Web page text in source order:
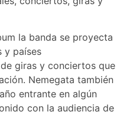
la banda se proyecta
y países
giras y conciertos que
Nemegata también
entrante en algún
con la audiencia de